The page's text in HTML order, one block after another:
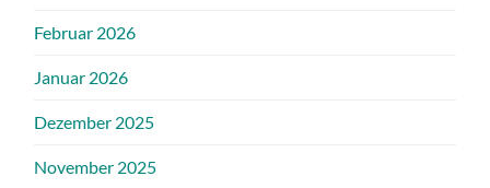
Februar 2026
Januar 2026
Dezember 2025
November 2025